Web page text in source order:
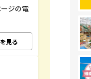
ジの電
見る